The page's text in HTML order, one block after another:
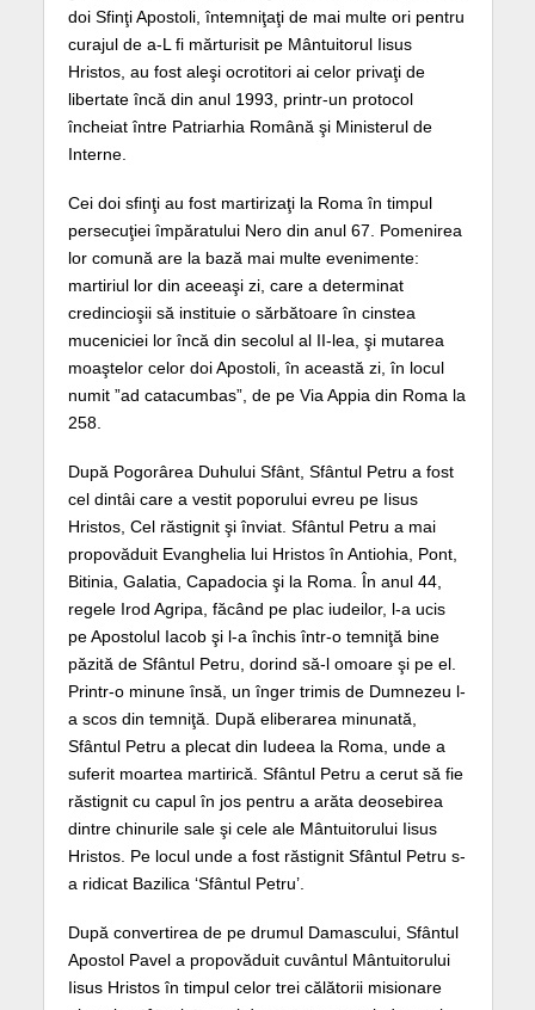
doi Sfinţi Apostoli, întemniţaţi de mai multe ori pentru
curajul de a-L fi mărturisit pe Mântuitorul Iisus
Hristos, au fost aleşi ocrotitori ai celor privaţi de
libertate încă din anul 1993, printr-un protocol
încheiat între Patriarhia Română şi Ministerul de
Interne.
Cei doi sfinţi au fost martirizaţi la Roma în timpul
persecuţiei împăratului Nero din anul 67. Pomenirea
lor comună are la bază mai multe evenimente:
martiriul lor din aceeaşi zi, care a determinat
credincioşii să instituie o sărbătoare în cinstea
muceniciei lor încă din secolul al II-lea, şi mutarea
moaştelor celor doi Apostoli, în această zi, în locul
numit ”ad catacumbas”, de pe Via Appia din Roma la
258.
După Pogorârea Duhului Sfânt, Sfântul Petru a fost
cel dintâi care a vestit poporului evreu pe Iisus
Hristos, Cel răstignit şi înviat. Sfântul Petru a mai
propovăduit Evanghelia lui Hristos în Antiohia, Pont,
Bitinia, Galatia, Capadocia şi la Roma. În anul 44,
regele Irod Agripa, făcând pe plac iudeilor, l-a ucis
pe Apostolul Iacob şi l-a închis într-o temniţă bine
păzită de Sfântul Petru, dorind să-l omoare şi pe el.
Printr-o minune însă, un înger trimis de Dumnezeu l-
a scos din temniţă. După eliberarea minunată,
Sfântul Petru a plecat din Iudeea la Roma, unde a
suferit moartea martirică. Sfântul Petru a cerut să fie
răstignit cu capul în jos pentru a arăta deosebirea
dintre chinurile sale şi cele ale Mântuitorului Iisus
Hristos. Pe locul unde a fost răstignit Sfântul Petru s-
a ridicat Bazilica ‘Sfântul Petru’.
După convertirea de pe drumul Damascului, Sfântul
Apostol Pavel a propovăduit cuvântul Mântuitorului
Iisus Hristos în timpul celor trei călătorii misionare